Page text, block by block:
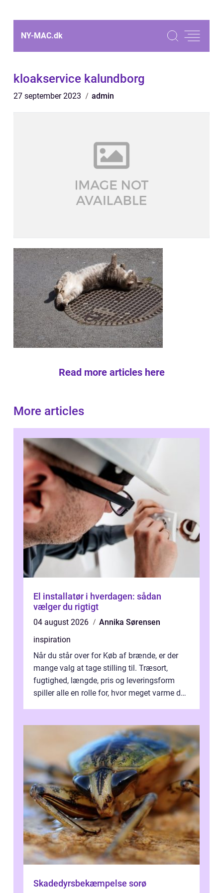
NY-MAC.dk
kloakservice kalundborg
27 september 2023 admin
Read more articles here
More articles
El installatør i hverdagen: sådan
vælger du rigtigt
04 august 2026
Annika Sørensen
inspiration
Når du står over for Køb af brænde, er der
mange valg at tage stilling til. Træsort,
fugtighed, længde, pris og leveringsform
spiller alle en rolle for, hvor meget varme du
Skadedyrsbekæmpelse sorø